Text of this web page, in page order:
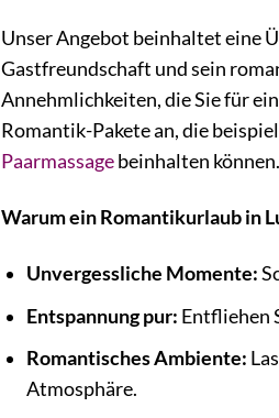
Unser Angebot beinhaltet eine
Gastfreundschaft und sein
Annehmlichkeiten, die Sie für
Romantik-Pakete an, die
Paarmassagebeinhalten können.
Warum ein Romantikurlaub in
Unvergessliche Momente:
Entspannung pur: Entfliehen
Romantisches Ambiente:
Atmosphäre.